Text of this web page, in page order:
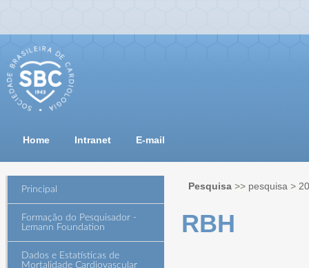
Home Intranet E-mail
Principal
Formação do Pesquisador -
Lemann Foundation
Dados e Estatísticas de
Mortalidade Cardiovascular
Pesquisa >> pesquisa >
RBH